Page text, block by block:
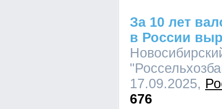
За 10 лет
в России
17.09.2025,
676